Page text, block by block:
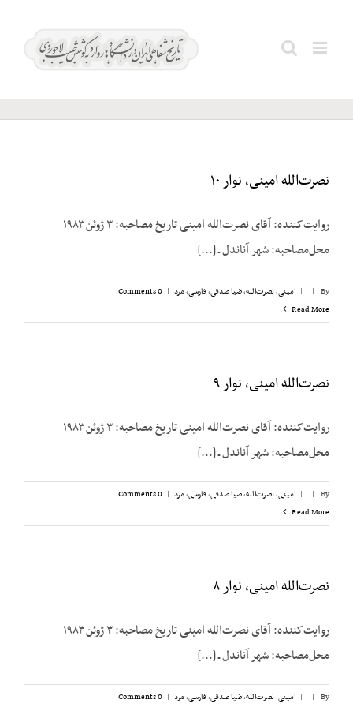
نقوی؛
نصرت‌الله امینی، نوار ۱۰
روایت‌کننده: آقای نصرت‌الله امینی تاریخ مصاحبه: ۳ ژوئن ۱۹۸۳
محل‌مصاحبه: شهر آناندل ـ [...]
By
|
| امینی، نصرت‌الله,ضیا صدقی,فارسی,مرد |
0 Comments
Read More
نصرت‌الله امینی، نوار ۹
روایت‌کننده: آقای نصرت‌الله امینی تاریخ مصاحبه: ۳ ژوئن ۱۹۸۳
محل‌مصاحبه: شهر آناندل ـ [...]
By
|
| امینی، نصرت‌الله,ضیا صدقی,فارسی,مرد |
0 Comments
Read More
نصرت‌الله امینی، نوار ۸
روایت‌کننده: آقای نصرت‌الله امینی تاریخ مصاحبه: ۳ ژوئن ۱۹۸۳
محل‌مصاحبه: شهر آناندل ـ [...]
By
|
| امینی، نصرت‌الله,ضیا صدقی,فارسی,مرد |
0 Comments